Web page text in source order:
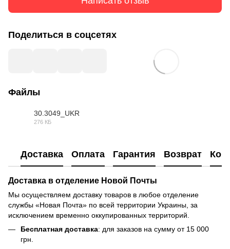
Поделиться в соцсетях
Файлы
30.3049_UKR
276 КБ
Доставка Оплата Гарантия Возврат
Доставка в отделение Новой Почты
Мы осуществляем доставку товаров в любое отделение
службы «Новая Почта» по всей территории Украины, за
исключением временно оккупированных территорий.
Бесплатная доставка: для заказов на сумму от 15 000
грн.